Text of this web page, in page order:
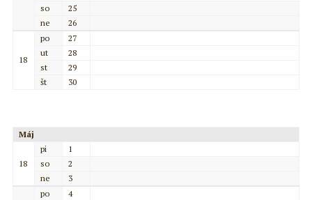
so
25
ne
26
18
po
27
ut
28
st
29
št
30
Máj
18
pi
1
so
2
ne
3
po
4